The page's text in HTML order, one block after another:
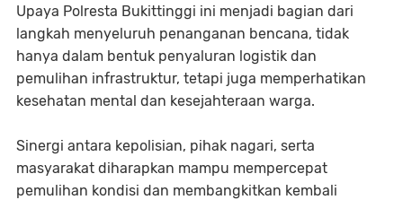
Upaya Polresta Bukittinggi ini menjadi bagian dari
langkah menyeluruh penanganan bencana, tidak
hanya dalam bentuk penyaluran logistik dan
pemulihan infrastruktur, tetapi juga memperhatikan
kesehatan mental dan kesejahteraan warga.
Sinergi antara kepolisian, pihak nagari, serta
masyarakat diharapkan mampu mempercepat
pemulihan kondisi dan membangkitkan kembali